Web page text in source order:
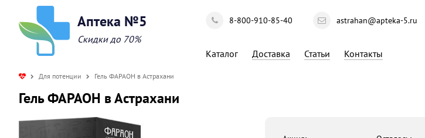
Аптека №5
Скидки до 70%
8-800-910-85-40 astrahan@apteka-5.ru
Каталог Доставка Статьи Контакты
Для потенции Гель ФАРАОН в Астрахани
Гель ФАРАОН в Астрахани